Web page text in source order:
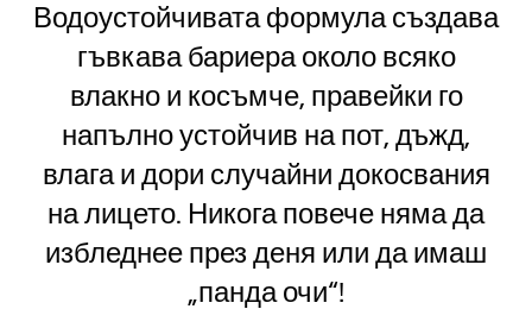
Водоустойчивата формула създава
гъвкава бариера около всяко
влакно и косъмче, правейки го
напълно устойчив на пот, дъжд,
влага и дори случайни докосвания
на лицето. Никога повече няма да
избледнее през деня или да имаш
„панда очи“!